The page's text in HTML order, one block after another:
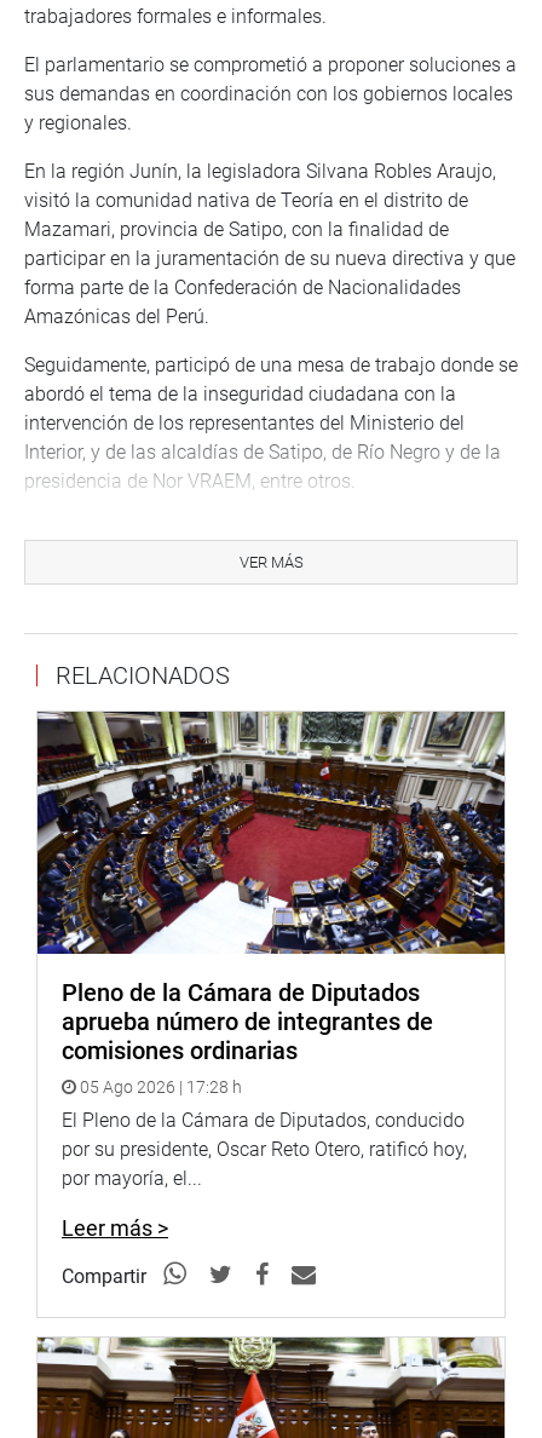
trabajadores formales e informales.
El parlamentario se comprometió a proponer soluciones a
sus demandas en coordinación con los gobiernos locales
y regionales.
En la región Junín, la legisladora Silvana Robles Araujo,
visitó la comunidad nativa de Teoría en el distrito de
Mazamari, provincia de Satipo, con la finalidad de
participar en la juramentación de su nueva directiva y que
forma parte de la Confederación de Nacionalidades
Amazónicas del Perú.
Seguidamente, participó de una mesa de trabajo donde se
abordó el tema de la inseguridad ciudadana con la
intervención de los representantes del Ministerio del
Interior, y de las alcaldías de Satipo, de Río Negro y de la
presidencia de Nor VRAEM, entre otros.
Institución Educativas 20925, el colegio Dionisio Manco
Campos y Asunción Ocho, ubicados en los distritos de
sanitarios.
En Huaraz, el congresista Elías Varas, visitó el Hospital
Víctor Ramos Guardia para conocer las condiciones de la
atención al paciente. El director del nosocomio, Juan
Herrera, pidió que el área de neonatología requiere
incubadoras, y reveló que al personal de salud y
administrativo se les adeuda tres meses de
remuneraciones. Luego, recorrió la Institución Educativa
Apostol Santiago donde recogió el reclamo de los padres
de familia para mejorar su infraestructura.
En la región Huancavelica, el legislador Alfredo Pariona
Sinche, participó del IV Encuentro con Organizaciones de
la Sociedad Civil de esa región y fue la oportunidad para
exponer los requerimientos en los sectores de agricultura,
trabajo, educación y salud.
Por su parte, el congresista Germán Tacuri Valdivia, visitó
(Ayacucho) para conocer sus requerimientos, y luego
participó en un foro regional para la masificación del gas
natural.
OFICINA DE COMUNICACIONES
VER MÁS
RELACIONADOS
Pleno de la Cámara de Diputados
aprueba número de integrantes de
comisiones ordinarias
05 Ago 2026 | 17:28 h
El Pleno de la Cámara de Diputados, conducido
por su presidente, Oscar Reto Otero, ratificó hoy,
por mayoría, el...
Leer más >
Compartir